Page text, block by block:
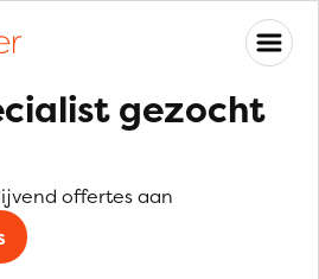
gezocht
offertes aan